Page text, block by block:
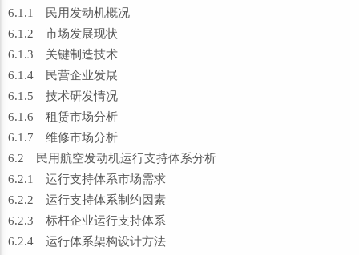
6.1.1 民用发动机概况
6.1.2 市场发展现状
6.1.3 关键制造技术
6.1.4 民营企业发展
6.1.5 技术研发情况
6.1.6 租赁市场分析
6.1.7 维修市场分析
6.2 民用航空发动机运行支持体系分析
6.2.1 运行支持体系市场需求
6.2.2 运行支持体系制约因素
6.2.3 标杆企业运行支持体系
6.2.4 运行体系架构设计方法